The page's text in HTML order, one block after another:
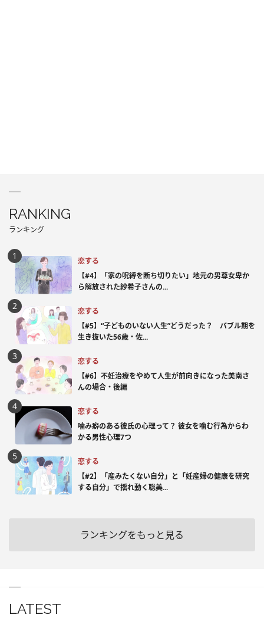
RANKING
ランキング
恋する
【#4】「家の呪縛を断ち切りたい」地元の男尊女卑か
ら解放された紗希子さんの...
恋する
【#5】“子どものいない人生”どうだった？ バブル期を
生き抜いた56歳・佐...
恋する
【#6】不妊治療をやめて人生が前向きになった美南さ
んの場合・後編
恋する
噛み癖のある彼氏の心理って？ 彼女を噛む行為からわ
かる男性心理7つ
恋する
【#2】「産みたくない自分」と「妊産婦の健康を研究
する自分」で揺れ動く聡美...
ランキングをもっと見る
LATEST